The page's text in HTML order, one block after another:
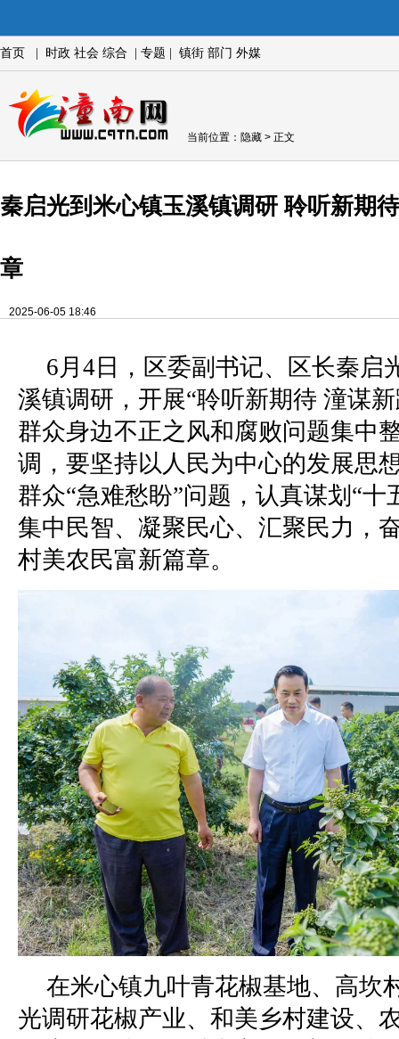
首页 时政 社会 综合 专题 镇街 部门 外媒
当前位置： 隐藏 > 正文
秦启光到米心镇玉溪镇调研 聆听新期
章
2025-06-05 18:46
6月4日，区委副书记、区长秦启
溪镇调研，开展“聆听新期待 潼谋
群众身边不正之风和腐败问题集中
调，要坚持以人民为中心的发展思
群众“急难愁盼”问题，认真谋划“十
集中民智、凝聚民心、汇聚民力，
村美农民富新篇章。
在米心镇九叶青花椒基地、高坎
光调研花椒产业、和美乡村建设、